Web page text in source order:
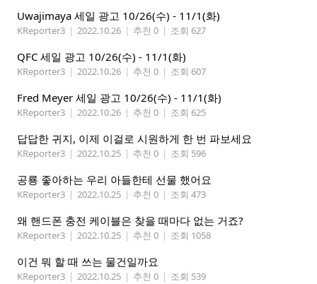
Uwajimaya 세일 광고 10/26(수) - 11/1(화)
KReporter3 | 2022.10.26 | 추천 0 | 조회 627
QFC 세일 광고 10/26(수) - 11/1(화)
KReporter3 | 2022.10.26 | 추천 0 | 조회 607
Fred Meyer 세일 광고 10/26(수) - 11/1(화)
KReporter3 | 2022.10.26 | 추천 0 | 조회 625
답답한 귀지, 이제 이걸로 시원하게 한 번 파보세요
KReporter3 | 2022.10.25 | 추천 0 | 조회 596
공룡 좋아하는 우리 아들한테 선물 했어요
KReporter3 | 2022.10.25 | 추천 0 | 조회 473
왜 핸드폰 충전 케이블은 찾을 때마다 없는 거죠?
KReporter3 | 2022.10.25 | 추천 0 | 조회 1058
이건 뭐 할 때 쓰는 물건일까요
KReporter3 | 2022.10.25 | 추천 0 | 조회 539